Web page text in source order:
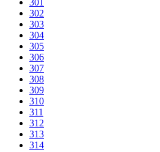
301
302
303
304
305
306
307
308
309
310
311
312
313
314